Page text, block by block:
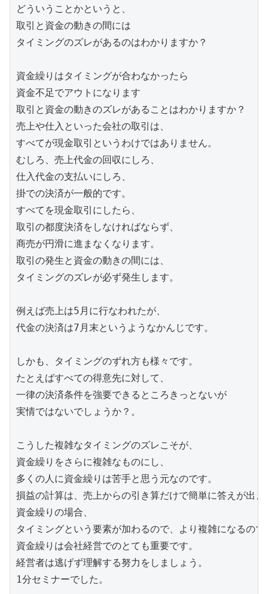
どういうことかというと、
取引と資金の動きの間には
タイミングのズレがあるのはわかりますか？
資金繰りはタイミングが合わなかったら
資金不足でアウトになります
取引と資金の動きのズレがあることはわかりますか？
売上や仕入といった会社の取引は、
すべてが現金取引というわけではありません。
むしろ、売上代金の回収にしろ、
仕入代金の支払いにしろ、
掛での決済が一般的です。
すべてを現金取引にしたら、
取引の都度決済をしなければならず、
商売が円滑に進まなくなります。
取引の発生と資金の動きの間には、
タイミングのズレが必ず発生します。
例えば売上は5月に行なわれたが、
代金の決済は7月末というようなかんじです。
しかも、タイミングのずれ方も様々です。
たとえばすべての得意先に対して、
一律の決済条件を強要できるところきっとないが
実情ではないでしょうか？。
こうした複雑なタイミングのズレこそが、
資金繰りをさらに複雑なものにし、
多くの人に資金繰りは苦手と思う元なのです。
損益の計算は、売上からの引き算だけで簡単に答えが出ま
資金繰りの場合、
タイミングという要素が加わるので、より複雑になるので
資金繰りは会社経営でのとても重要です。
経営者は逃げず理解する努力をしましょう。
1分セミナーでした。